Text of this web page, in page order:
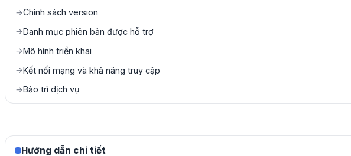
→Chính sách version
→Danh mục phiên bản được hỗ trợ
→Mô hình triển khai
→Kết nối mạng và khả năng truy cập
→Bảo trì dịch vụ
Hướng dẫn chi tiết